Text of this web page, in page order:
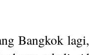
Bangkok